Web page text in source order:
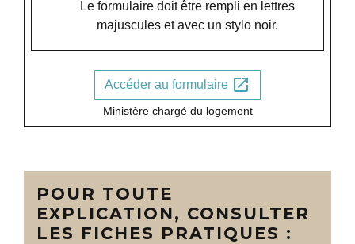
Le formulaire doit être rempli en lettres
majuscules et avec un stylo noir.
Accéder au formulaire open_in_new
Ministère chargé du logement
POUR TOUTE
EXPLICATION, CONSULTER
LES FICHES PRATIQUES :